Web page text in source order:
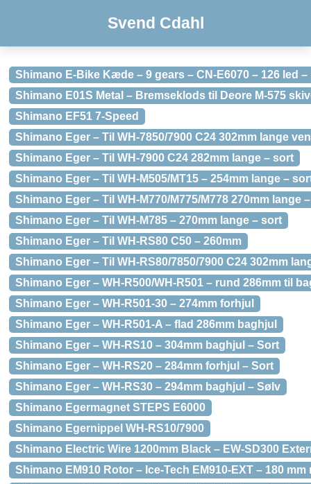
Svend Cdahl
Shimano E-Bike Kæde – 9 gears – CN-E6070 – 126 led
Shimano E01S Metal – Bremseklods til Deore M-575
Shimano EF51 7-Speed
Shimano Eger – Til WH-7850/7900 C24 302mm lange
Shimano Eger – Til WH-7900 C24 282mm lange – sort
Shimano Eger – Til WH-M505/MT15 – 254mm lange –
Shimano Eger – Til WH-M770/M775/M778 270mm lange
Shimano Eger – Til WH-M785 – 270mm lange – sort
Shimano Eger – Til WH-RS80 C50 – 260mm
Shimano Eger – Til WH-RS80/7850/7900 C24 302mm
Shimano Eger – WH-R500/WH-R501 – rund 286mm til
Shimano Eger – WH-R501-30 – 274mm forhjul
Shimano Eger – WH-R501-A – flad 286mm baghjul
Shimano Eger – WH-RS10 – 304mm baghjul – Sort
Shimano Eger – WH-RS20 – 284mm forhjul – Sort
Shimano Eger – WH-RS30 – 294mm baghjul – Sølv
Shimano Egermagnet STEPS E6000
Shimano Egernippel WH-RS10/7900
Shimano Electric Wire 1200mm Black – EW-SD300
Shimano EM910 Rotor – Ice-Tech EM910-EXT – 180